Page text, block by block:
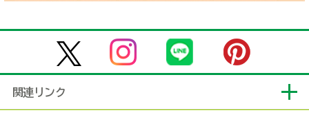
関連リンク